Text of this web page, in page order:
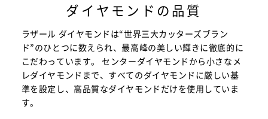
ダイヤモンドの品質
ラザール ダイヤモンドは“世界三大カッターズブラン
ド”のひとつに数えられ、最高峰の美しい輝きに徹底的に
こだわっています。 センターダイヤモンドから小さなメ
レダイヤモンドまで、すべてのダイヤモンドに厳しい基
準を設定し、高品質なダイヤモンドだけを使用していま
す。